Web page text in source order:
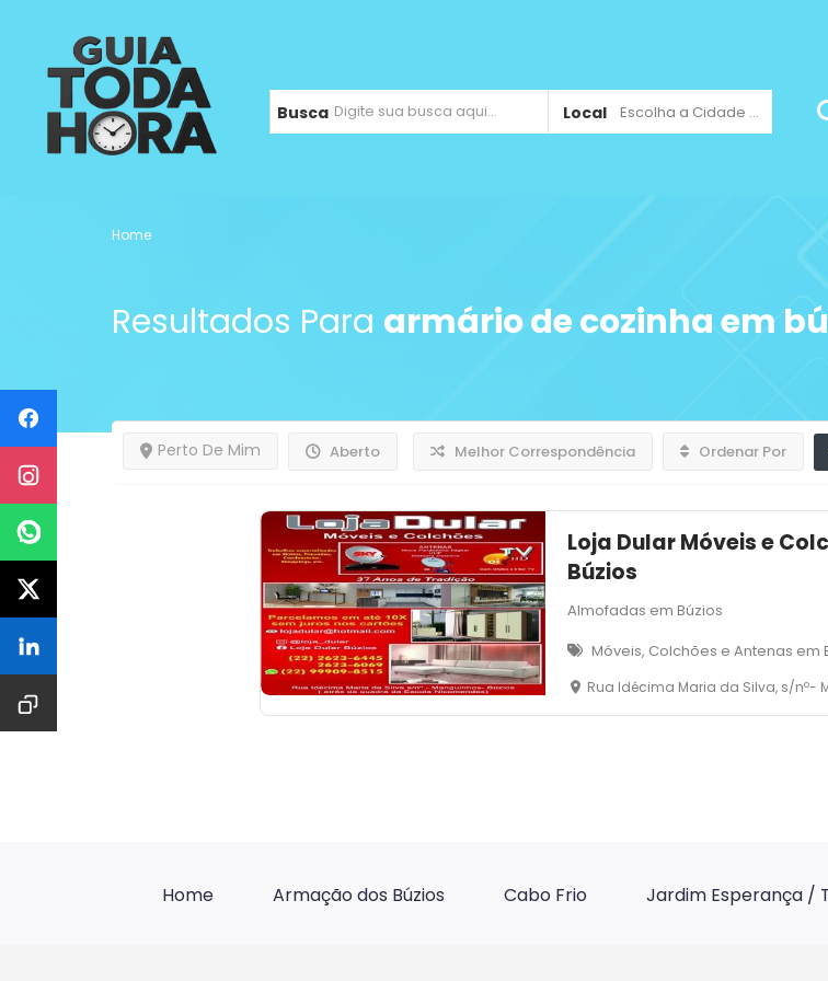
Busca Local Escolha a Cidade ...
Home
Resultados Para armário de cozinha em
Aberto
Perto De Mim Melhor Correspondência Ordenar Por
Loja Dular Móveis e
Búzios
Almofadas em Búzios
Móveis, Colchões e Antenas em
Rua Idécima Maria da Silva, s/nº- Manguinhos
Home Armação dos Búzios Cabo Frio Jardim Esperança /